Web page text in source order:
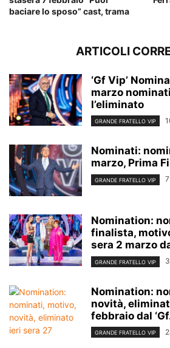
baciare lo sposo” cast, trama
ARTICOLI
‘Gf Vip’
marzo
l’eliminato
GRANDE FRATELLO VIP
Nominati:
marzo, Prima
GRANDE FRATELLO VIP
Nomination:
finalista,
sera 2 marzo
GRANDE FRATELLO VIP
Nomination:
novità,
febbraio dal
GRANDE FRATELLO VIP